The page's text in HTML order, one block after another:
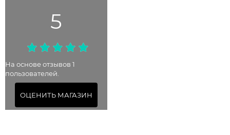
5
На основе отзывов 1
пользователей.
ОЦЕНИТЬ МАГАЗИН